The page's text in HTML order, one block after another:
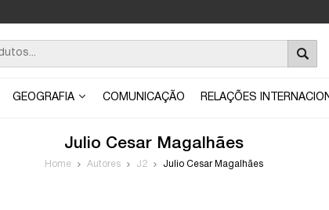
GEOGRAFIA COMUNICAÇÃO RELAÇÕES
Julio Cesar Magalhães
Home Autores J2 Julio Cesar Magalhães